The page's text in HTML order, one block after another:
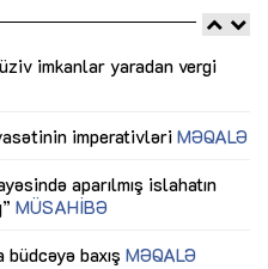
imkanlar yaradan vergi
imperativləri MƏQALƏ
aparılmış islahatın
MÜSAHİBƏ
baxış MƏQALƏ